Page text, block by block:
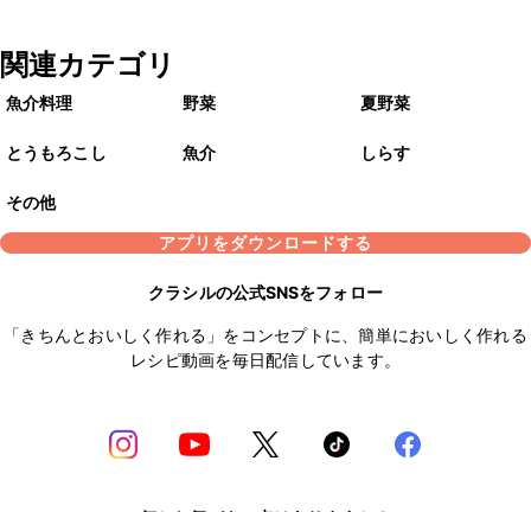
関連カテゴリ
魚介料理 野菜 夏野菜
とうもろこし 魚介 しらす
その他
アプリをダウンロードする
クラシルの公式SNSをフォロー
「きちんとおいしく作れる」をコンセプトに、簡単においしく作れる
レシピ動画を毎日配信しています。